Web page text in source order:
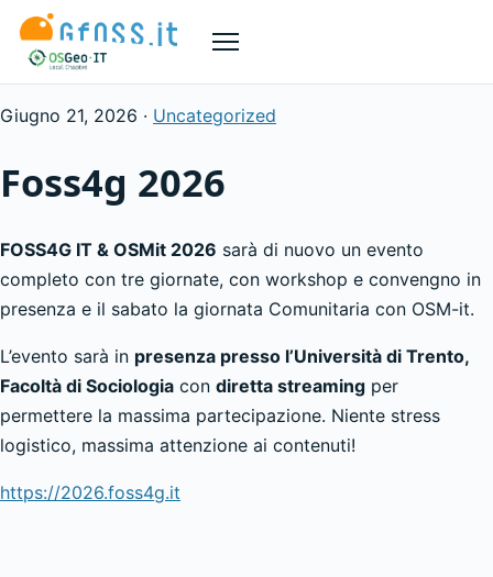
Menù
Giugno 21, 2026 · Uncategorized
Foss4g 2026
FOSS4G IT & OSMit 2026 sarà di nuovo un evento
completo con tre giornate, con workshop e convengno in
presenza e il sabato la giornata Comunitaria con OSM-it.
L’evento sarà in presenza presso l’Università di Trento,
Facoltà di Sociologia con diretta streaming per
permettere la massima partecipazione. Niente stress
logistico, massima attenzione ai contenuti!
https://2026.foss4g.it